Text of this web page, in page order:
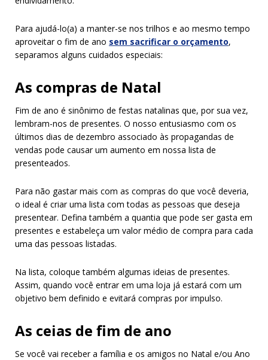
Para ajudá-lo(a) a manter-se nos trilhos e ao mesmo tempo
aproveitar o fim de ano sem sacrificar o orçamento,
separamos alguns cuidados especiais:
As compras de Natal
Fim de ano é sinônimo de festas natalinas que, por sua vez,
lembram-nos de presentes. O nosso entusiasmo com os
últimos dias de dezembro associado às propagandas de
vendas pode causar um aumento em nossa lista de
presenteados.
Para não gastar mais com as compras do que você deveria,
o ideal é criar uma lista com todas as pessoas que deseja
presentear. Defina também a quantia que pode ser gasta em
presentes e estabeleça um valor médio de compra para cada
uma das pessoas listadas.
Na lista, coloque também algumas ideias de presentes.
Assim, quando você entrar em uma loja já estará com um
objetivo bem definido e evitará compras por impulso.
As ceias de fim de ano
Se você vai receber a família e os amigos no Natal e/ou Ano